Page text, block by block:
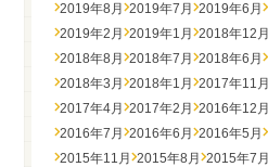
2019年8月 2019年7月 2019年6月
2019年2月 2019年1月 2018年12
2018年8月 2018年7月 2018年6月
2018年3月 2018年1月 2017年11
2017年4月 2017年2月 2016年12
2016年7月 2016年6月 2016年5月
2015年11月 2015年8月 2015年7